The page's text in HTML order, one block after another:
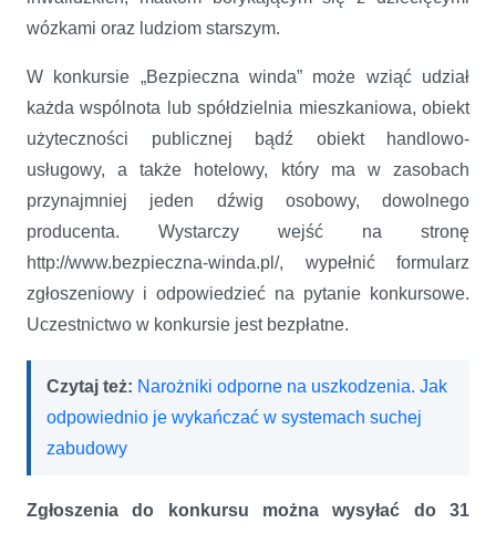
wózkami oraz ludziom starszym.
W konkursie „Bezpieczna winda” może wziąć udział
każda wspólnota lub spółdzielnia mieszkaniowa, obiekt
użyteczności publicznej bądź obiekt handlowo-
usługowy, a także hotelowy, który ma w zasobach
przynajmniej jeden dźwig osobowy, dowolnego
producenta. Wystarczy wejść na stronę
http://www.bezpieczna-winda.pl/, wypełnić formularz
zgłoszeniowy i odpowiedzieć na pytanie konkursowe.
Uczestnictwo w konkursie jest bezpłatne.
Czytaj też: Narożniki odporne na uszkodzenia. Jak
odpowiednio je wykańczać w systemach suchej
zabudowy
Zgłoszenia do konkursu można wysyłać do 31